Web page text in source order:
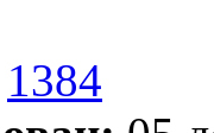
1384